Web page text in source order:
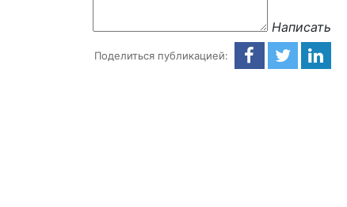
Написать
Поделиться публикацией: